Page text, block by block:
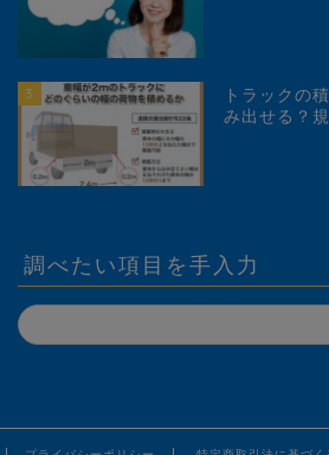
3
トラックの
み出せる？
調べたい項目を手入力